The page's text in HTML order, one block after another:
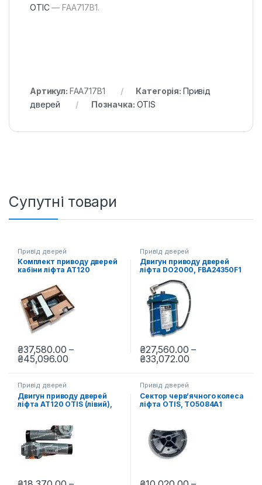
ОТІС— FAA717B1.
Артикул: FAA717B1 Категорія: Привід
дверей
Позначка: OTIS
Супутні товари
Привід дверей
Комплект приводу дверей
кабіни ліфта АТ120
₴37,580.00 –
₴45,096.00Діапазон цін: від ₴37,580.00 до
Цей товар має кілька варіантів. Параметри можна вибрати
Привід дверей
Двигун приводу дверей
ліфта DO2000, FBA24350F1
₴27,560.00 –
₴33,072.00Діапазон цін:
Цей товар має кілька
Привід дверей
Двигун приводу дверей
ліфта АТ120 OTIS (лівий),
Привід дверей
Сектор черв’ячного колеса
ліфта OTIS, ТО5084А1